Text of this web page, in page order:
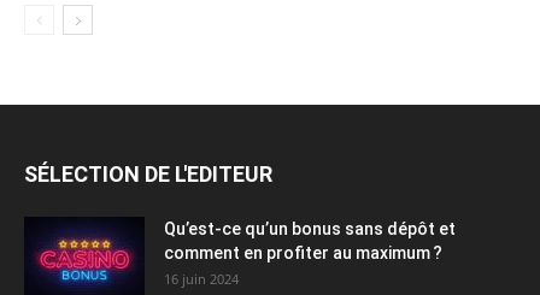
SÉLECTION DE L'EDITEUR
Qu’est-ce qu’un bonus sans dépôt et
comment en profiter au maximum ?
16 juin 2024